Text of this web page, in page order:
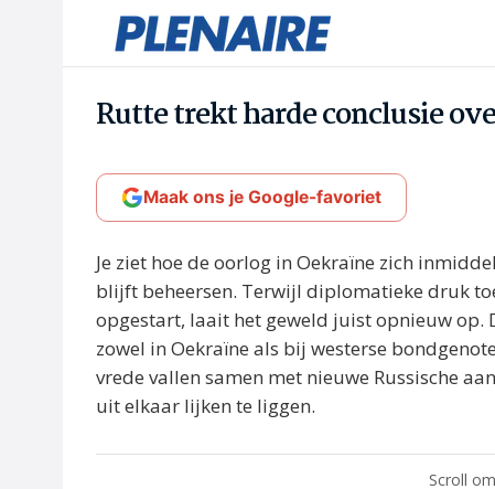
Rutte trekt harde conclusie
Maak ons je Google-favoriet
Je ziet hoe de oorlog in Oekraïne zich
blijft beheersen. Terwijl diplomatieke druk
opgestart, laait het geweld juist opnieuw op.
zowel in Oekraïne als bij westerse
vrede vallen samen met nieuwe Russische
uit elkaar lijken te liggen.
Scroll